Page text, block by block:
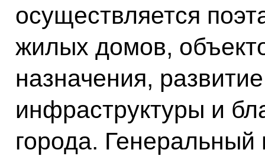
осуществляется
жилых домов,
назначения,
инфраструктуры и
города. Генеральный